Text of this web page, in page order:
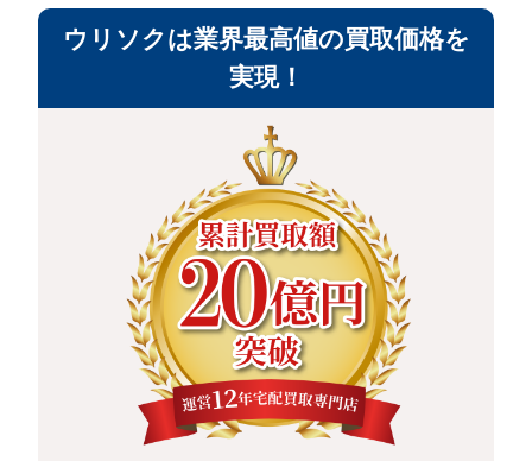
ウリソクは業界最高値の買取価格を
実現！